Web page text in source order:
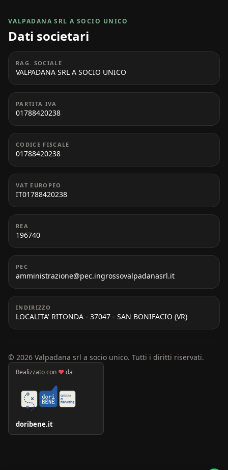
VALPADANA SRL A SOCIO UNICO
Dati societari
RAG. SOCIALE
VALPADANA SRL A SOCIO UNICO
PARTITA IVA
01788420238
CODICE FISCALE
01788420238
VAT EUROPEO
IT01788420238
REA
196740
PEC
amministrazione@pec.ingrossovalpadanasrl.it
INDIRIZZO
LOCALITA' RITONDA - 37047 - SAN BONIFACIO (VR)
© 2026 Valpadana srl a socio unico. Tutti i diritti riservati.
Realizzato con ♥da
doribene.it